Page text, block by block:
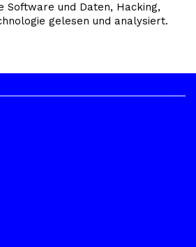
Software und Daten, Hacking,
gelesen und analysiert.